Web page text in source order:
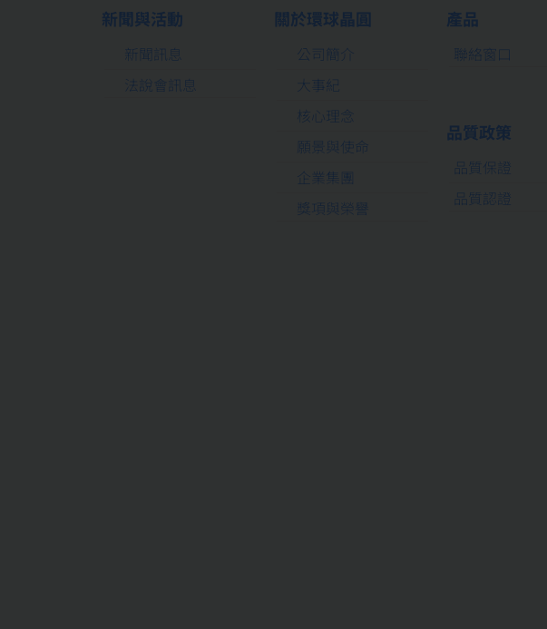
新聞與活動
新聞訊息
法說會訊息
關於環球晶圓
公司簡介
大事紀
核心理念
願景與使命
企業集團
獎項與榮譽
產品
聯絡窗口
品質政策
品質保證
品質認證